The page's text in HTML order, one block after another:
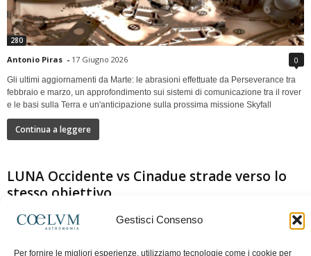
Gestisci Consenso
Per fornire le migliori esperienze, utilizziamo tecnologie come i cookie per
280
Antonio Piras - 17 Giugno 2026 0
Gli ultimi aggiornamenti da Marte: le abrasioni effettuate da Perseverance tra
febbraio e marzo, un approfondimento sui sistemi di comunicazione tra il rover
e le basi sulla Terra e un'anticipazione sulla prossima missione Skyfall
Continua a leggere
LUNA Occidente vs Cinadue strade verso lo
stesso obiettivo